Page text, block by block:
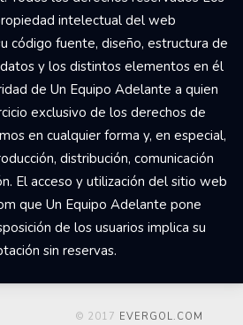
intelectual del web
código fuente, diseño, estructura de
y los distintos elementos en él
de Un Equipo Adelante a quien
exclusivo de los derechos de
en cualquier forma y, en especial,
distribución, comunicación
El acceso y utilización del sitio web
que Un Equipo Adelante pone
de los usuarios implica su
sin reservas.
© 2017 EVERGOL.COM